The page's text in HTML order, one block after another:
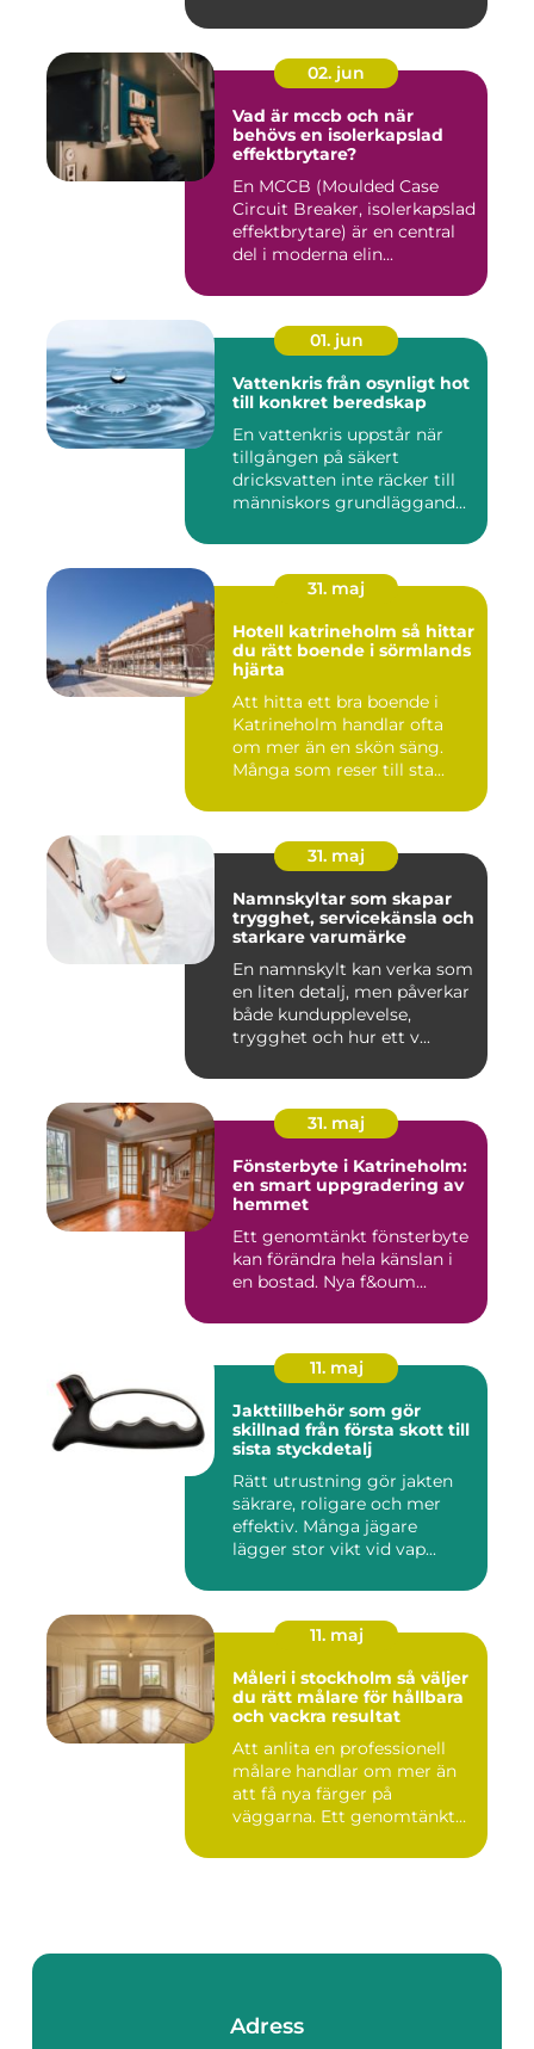
02. jun
Vad är mccb och när
behövs en isolerkapslad
effektbrytare?
En MCCB (Moulded Case
Circuit Breaker, isolerkapslad
effektbrytare) är en central
del i moderna elin...
01. jun
Vattenkris från osynligt hot
till konkret beredskap
En vattenkris uppstår när
tillgången på säkert
dricksvatten inte räcker till
människors grundläggand...
31. maj
Hotell katrineholm så hittar
du rätt boende i sörmlands
hjärta
Att hitta ett bra boende i
Katrineholm handlar ofta
om mer än en skön säng.
Många som reser till sta...
31. maj
Namnskyltar som skapar
trygghet, servicekänsla och
starkare varumärke
En namnskylt kan verka som
en liten detalj, men påverkar
både kundupplevelse,
trygghet och hur ett v...
31. maj
Fönsterbyte i Katrineholm:
en smart uppgradering av
hemmet
Ett genomtänkt fönsterbyte
kan förändra hela känslan i
en bostad. Nya f&oum...
11. maj
Jakttillbehör som gör
skillnad från första skott till
sista styckdetalj
Rätt utrustning gör jakten
säkrare, roligare och mer
effektiv. Många jägare
lägger stor vikt vid vap...
11. maj
Måleri i stockholm så väljer
du rätt målare för hållbara
och vackra resultat
Att anlita en professionell
målare handlar om mer än
att få nya färger på
väggarna. Ett genomtänkt
Adress